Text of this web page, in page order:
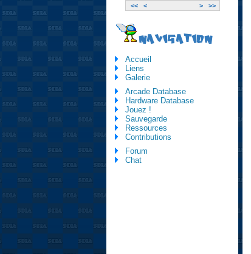
<< < > >>
NAVIGATION
Accueil
Liens
Galerie
Arcade Database
Hardware Database
Jouez !
Sauvegarde
Ressources
Contributions
Forum
Chat